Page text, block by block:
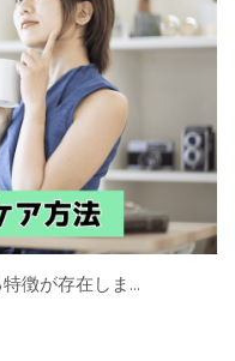
徴が存在しま…